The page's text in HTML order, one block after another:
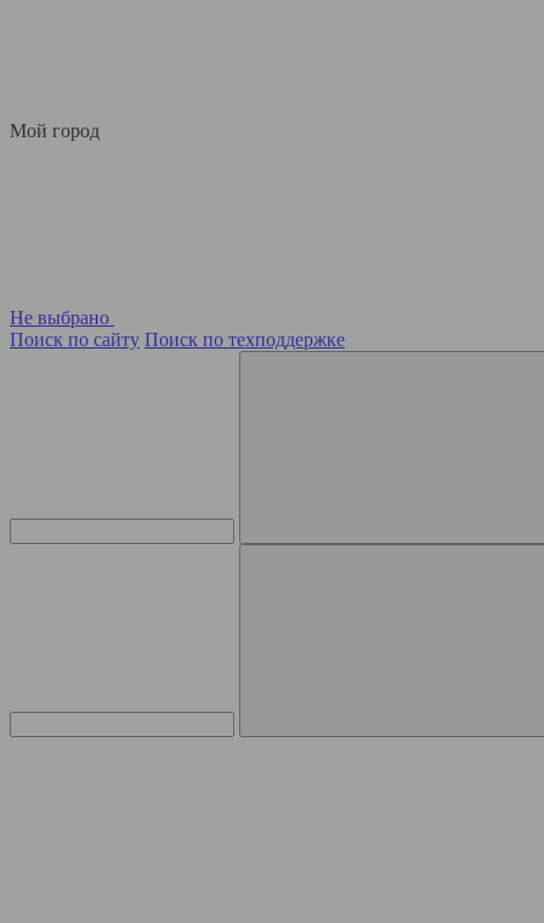
Мой город
Не выбрано
Поиск по сайту Поиск по техподдержке